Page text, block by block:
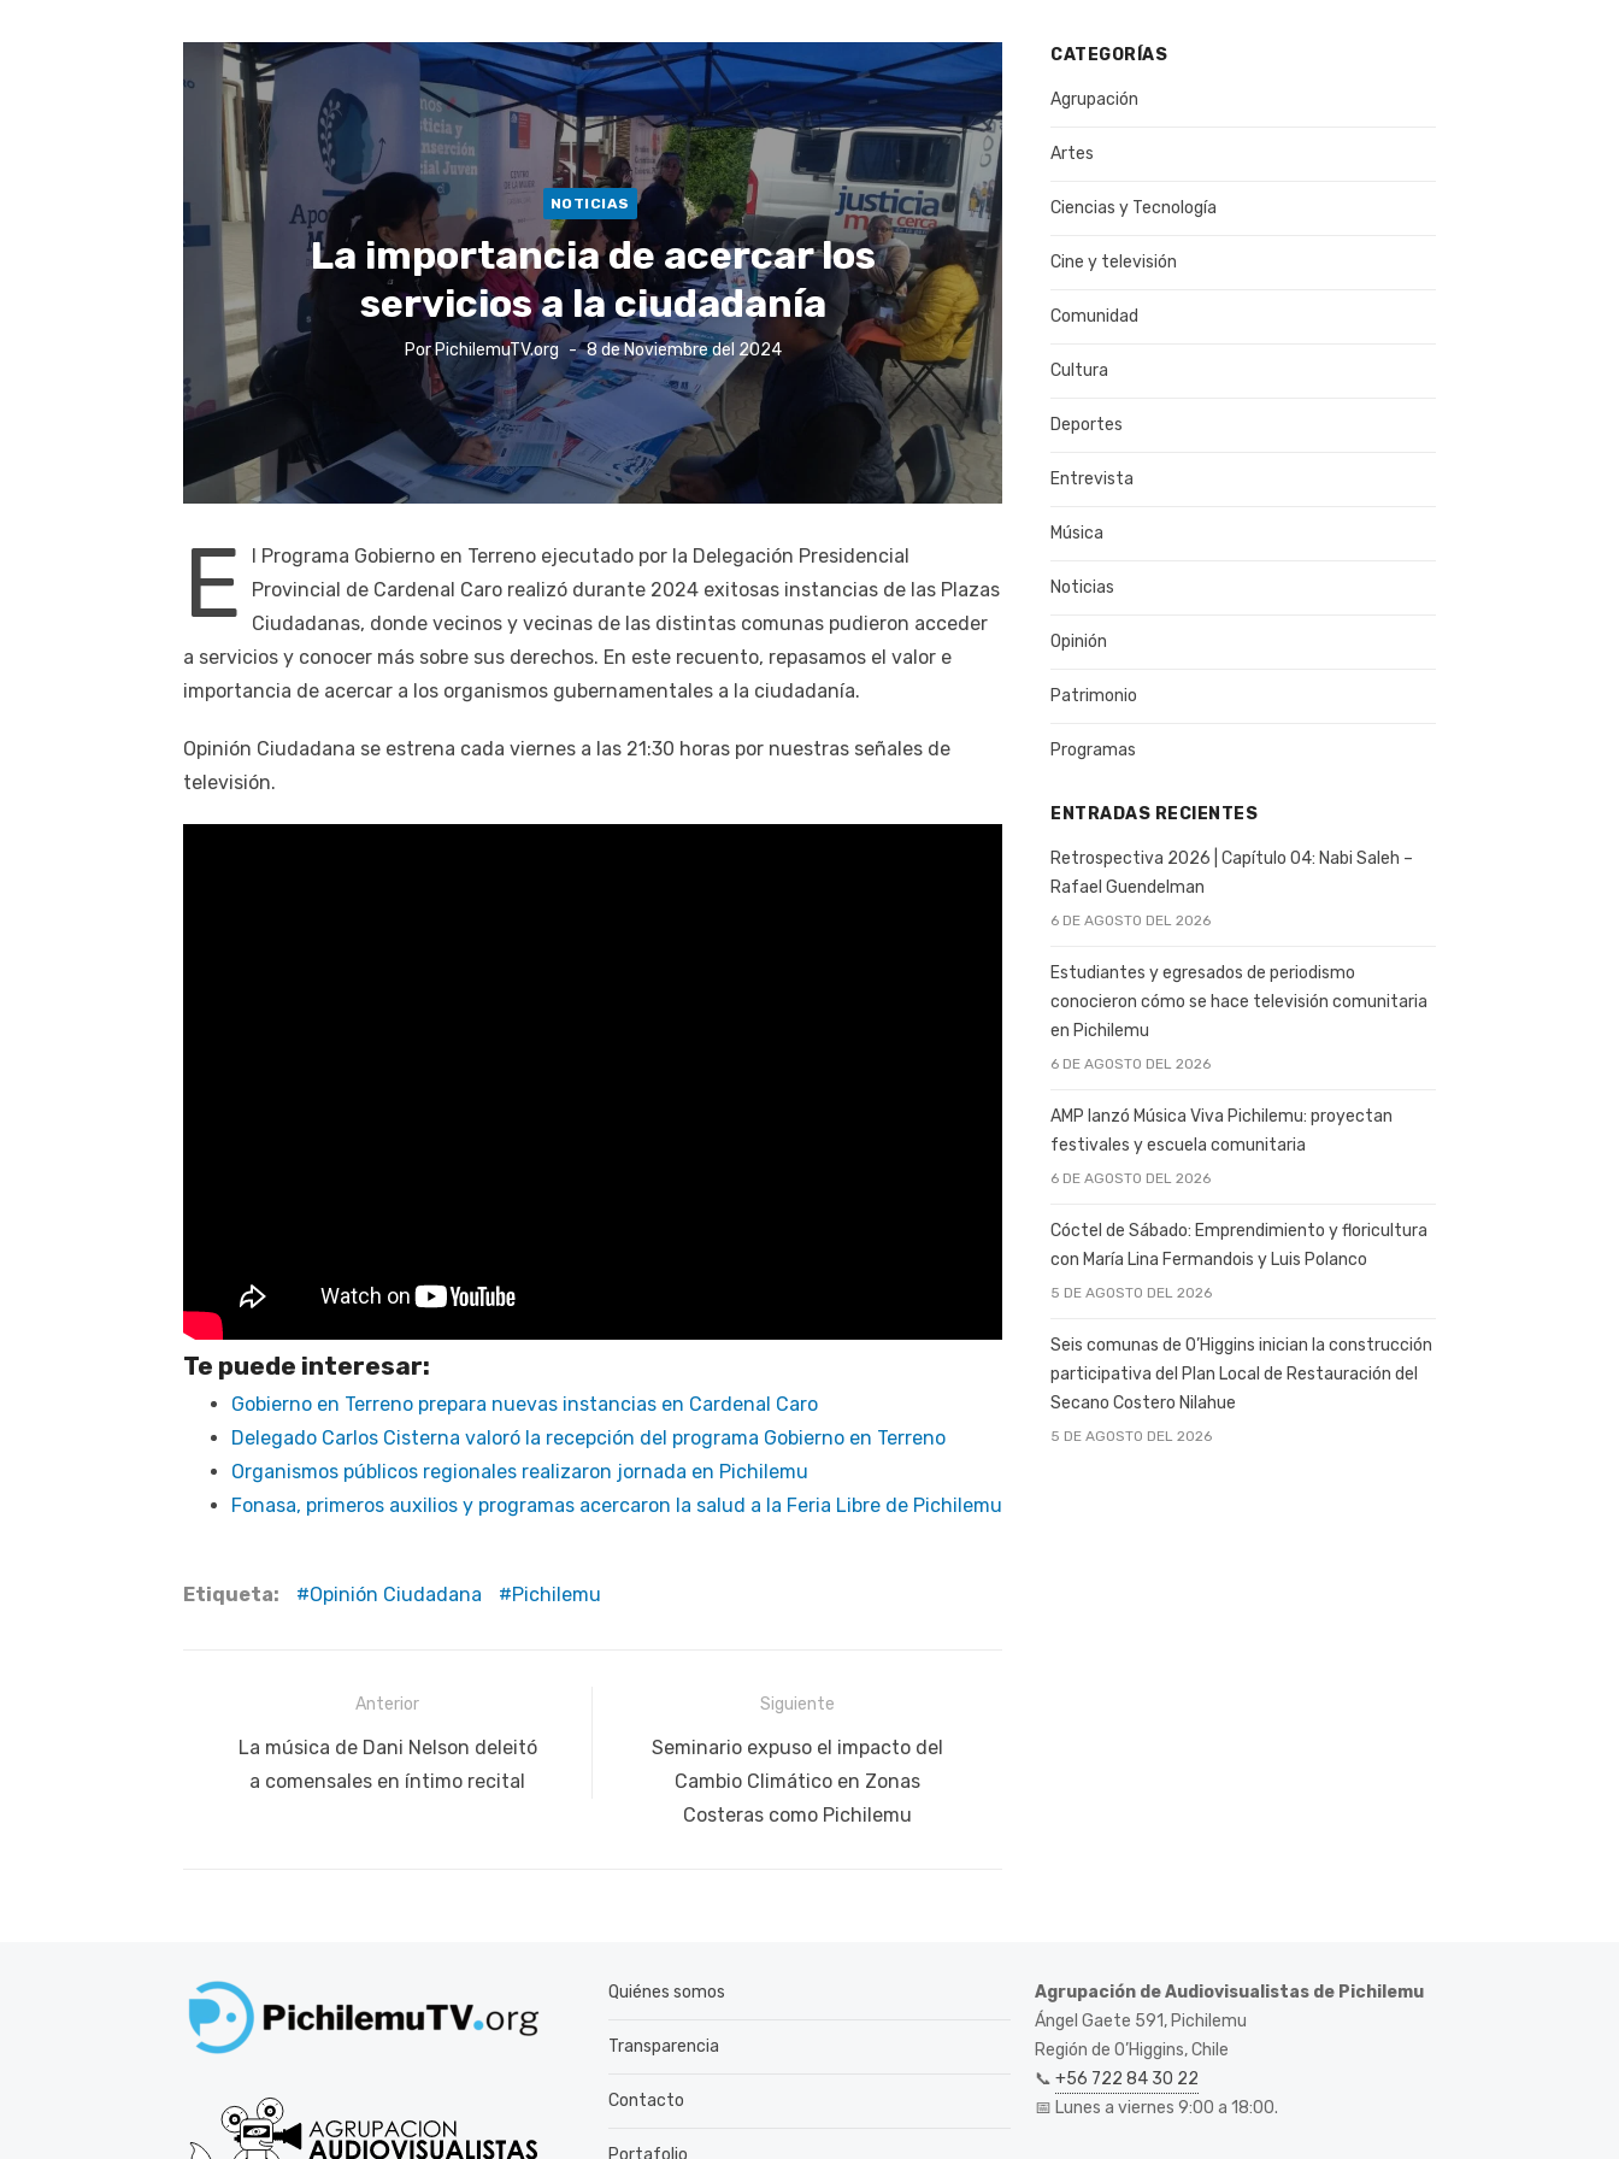
NOTICIAS
La importancia de acercar los
servicios a la ciudadanía
PorPichilemuTV.org
Publicado
el
8 de Noviembre del 2024
E
l Programa Gobierno en Terreno ejecutado por la Delegación Presidencial
Provincial de Cardenal Caro realizó durante 2024 exitosas instancias de las Plazas
Ciudadanas, donde vecinos y vecinas de las distintas comunas pudieron acceder
a servicios y conocer más sobre sus derechos. En este recuento, repasamos el valor e
importancia de acercar a los organismos gubernamentales a la ciudadanía.
Opinión Ciudadana se estrena cada viernes a las 21:30 horas por nuestras señales de
televisión.
Te puede interesar:
Gobierno en Terreno prepara nuevas instancias en Cardenal Caro
Delegado Carlos Cisterna valoró la recepción del programa Gobierno en Terreno
Organismos públicos regionales realizaron jornada en Pichilemu
Fonasa, primeros auxilios y programas acercaron la salud a la Feria Libre de Pichilemu
Etiqueta: Opinión Ciudadana Pichilemu
Navegación
entradas
Anterior
Publicación
anterior:
La música de Dani Nelson deleitó
a comensales en íntimo recital
Siguiente
Siguiente
publicación:
Seminario expuso el impacto del
Cambio Climático en Zonas
Costeras como Pichilemu
CATEGORÍAS
Agrupación
Artes
Ciencias y Tecnología
Cine y televisión
Comunidad
Cultura
Deportes
Entrevista
Música
Noticias
Opinión
Patrimonio
Programas
ENTRADAS RECIENTES
Retrospectiva 2026 | Capítulo 04: Nabi Saleh –
Rafael Guendelman
6 DE AGOSTO DEL 2026
Estudiantes y egresados de periodismo
conocieron cómo se hace televisión comunitaria
en Pichilemu
6 DE AGOSTO DEL 2026
AMP lanzó Música Viva Pichilemu: proyectan
festivales y escuela comunitaria
6 DE AGOSTO DEL 2026
Cóctel de Sábado: Emprendimiento y floricultura
con María Lina Fermandois y Luis Polanco
5 DE AGOSTO DEL 2026
Seis comunas de O’Higgins inician la construcción
participativa del Plan Local de Restauración del
Secano Costero Nilahue
5 DE AGOSTO DEL 2026
Quiénes somos
Transparencia
Contacto
Agrupación de Audiovisualistas de Pichilemu
Ángel Gaete 591, Pichilemu
Región de O’Higgins, Chile
📞 +56 722 84 30 22
📅 Lunes a viernes 9:00 a 18:00.